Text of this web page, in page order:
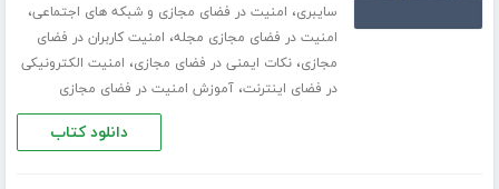
سایبری، امنیت در فضای مجازی و شبکه های اجتماعی،
امنیت در فضای مجازی مجله، امنیت کاربران در فضای
مجازی،نکات ایمنی در فضای مجازی، امنیت الکترونیکی
در فضای اینترنت،آموزش امنیت در فضای مجازی
دانلود کتاب